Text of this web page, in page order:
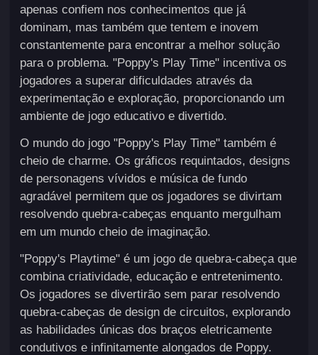
apenas confiem nos conhecimentos que já
dominam, mas também que tentem e inovem
constantemente para encontrar a melhor solução
para o problema. "Poppy's Play Time" incentiva os
jogadores a superar dificuldades através da
experimentação e exploração, proporcionando um
ambiente de jogo educativo e divertido.
O mundo do jogo "Poppy's Play Time" também é
cheio de charme. Os gráficos requintados, designs
de personagens vívidos e música de fundo
agradável permitem que os jogadores se divirtam
resolvendo quebra-cabeças enquanto mergulham
em um mundo cheio de imaginação.
"Poppy's Playtime" é um jogo de quebra-cabeça que
combina criatividade, educação e entretenimento.
Os jogadores se divertirão sem parar resolvendo
quebra-cabeças de design de circuitos, explorando
as habilidades únicas dos braços eletricamente
condutivos e infinitamente alongados de Poppy.